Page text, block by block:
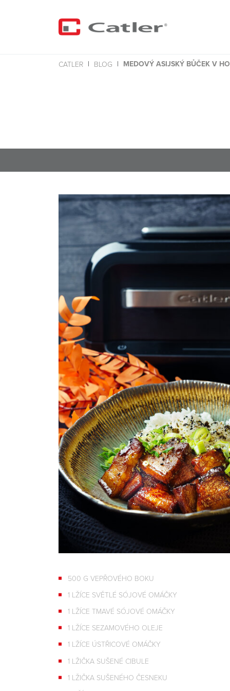
CATLER BLOG MEDOVÝ ASIJSKÝ BŮČEK V
500 G VEPŘOVÉHO BOKU
1 LŽÍCE SVĚTLÉ SÓJOVÉ OMÁČKY
1 LŽÍCE TMAVÉ SÓJOVÉ OMÁČKY
1 LŽÍCE SEZAMOVÉHO OLEJE
1 LŽÍCE ÚSTŘICOVÉ OMÁČKY
1 LŽIČKA SUŠENÉ CIBULE
1 LŽIČKA SUŠENÉHO ČESNEKU